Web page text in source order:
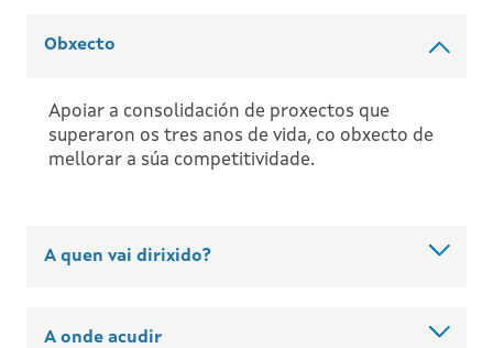
Obxecto
Apoiar a consolidación de proxectos que
superaron os tres anos de vida, co obxecto de
mellorar a súa competitividade.
A quen vai dirixido?
A onde acudir